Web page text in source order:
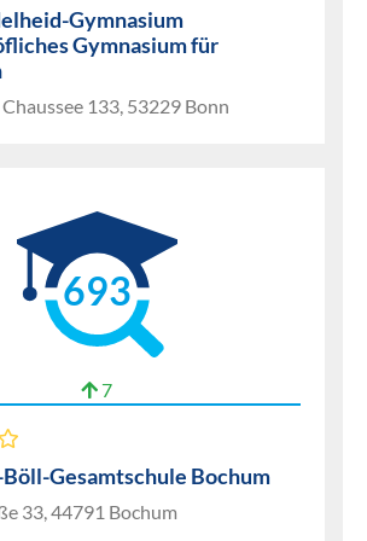
Gymnasium
Gymnasium für
133, 53229 Bonn
693
7
Gesamtschule Bochum
33, 44791 Bochum